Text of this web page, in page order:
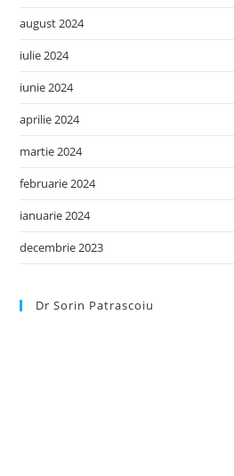
august 2024
iulie 2024
iunie 2024
aprilie 2024
martie 2024
februarie 2024
ianuarie 2024
decembrie 2023
Dr Sorin Patrascoiu